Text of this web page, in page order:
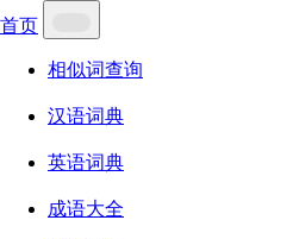
首页
相似词查询
汉语词典
英语词典
成语大全